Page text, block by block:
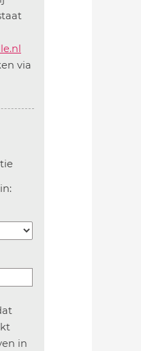
via
informatie over
Aanvinken om
in